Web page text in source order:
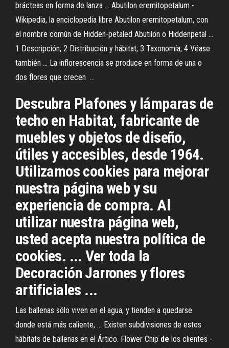
brácteas en forma de lanza ... Abutilon eremitopetalum -
Wikipedia, la enciclopedia libre Abutilon eremitopetalum, con
el nombre común de Hidden-petaled Abutilon o Hiddenpetal ...
1 Descripción; 2 Distribución y hábitat; 3 Taxonomía; 4 Véase
también ... La inflorescencia se produce en forma de una o
dos flores que crecen ...
Descubra Plafones y lámparas de
techo en Habitat, fabricante de
muebles y objetos de diseño,
útiles y accesibles, desde 1964.
Utilizamos cookies para mejorar
nuestra página web y su
experiencia de compra. Al
utilizar nuestra página web,
usted acepta nuestra política de
cookies. ... Ver toda la
Decoración Jarrones y flores
artificiales ...
Las ballenas sólo viven en el agua, y tienden a quedarse
donde está más caliente, ... Existen subdivisiones de estos
hábitats de ballenas en el Ártico. Flower Chip de los clientes -